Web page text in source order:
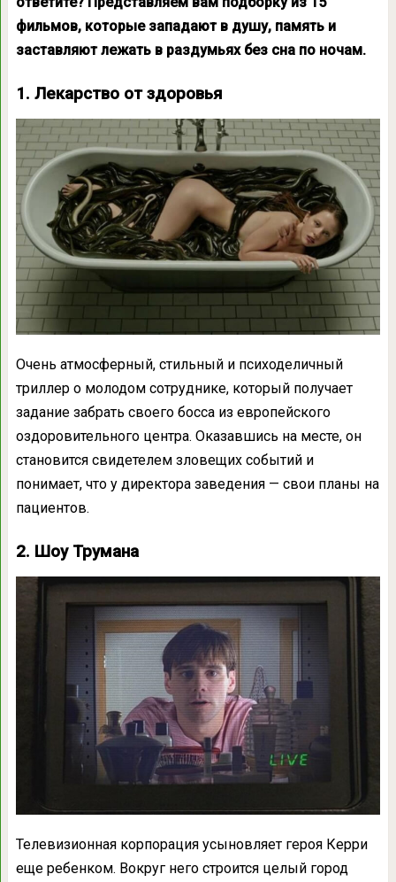
фильмов, которые западают в душу, память и
заставляют лежать в раздумьях без сна по ночам.
1. Лекарство от здоровья
Очень атмосферный, стильный и психоделичный
триллер о молодом сотруднике, который получает
задание забрать своего босса из европейского
оздоровительного центра. Оказавшись на месте, он
становится свидетелем зловещих событий и
понимает, что у директора заведения — свои планы на
пациентов.
2. Шоу Трумана
Телевизионная корпорация усыновляет героя Керри
еще ребенком. Вокруг него строится целый город